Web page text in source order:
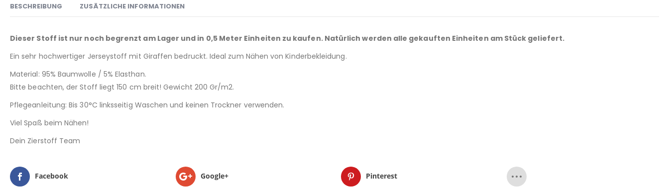
BESCHREIBUNG ZUSÄTZLICHE INFORMATIONEN
Dieser Stoff ist nur noch begrenzt am Lager und in 0,5 Meter Einheiten zu kaufen. Natürlich werden alle gekauften Einheiten am Stück geliefert.
Ein sehr hochwertiger Jerseystoff mit Giraffen bedruckt. Ideal zum Nähen von Kinderbekleidung.
Material: 95% Baumwolle / 5% Elasthan.
Bitte beachten, der Stoff liegt 150 cm breit! Gewicht 200 Gr/m2.
Pflegeanleitung: Bis 30°C linksseitig Waschen und keinen Trockner verwenden.
Viel Spaß beim Nähen!
Dein Zierstoff Team
Facebook Google+ Pinterest